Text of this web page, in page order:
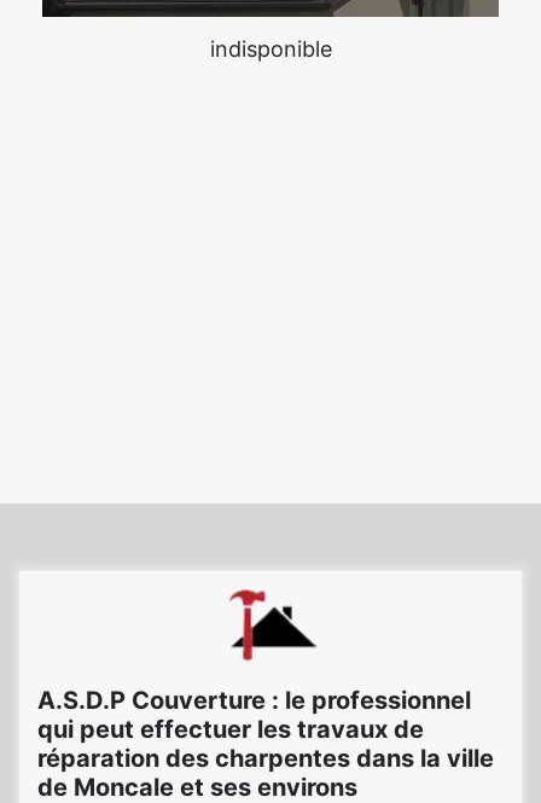
indisponible
A.S.D.P Couverture : le professionnel
qui peut effectuer les travaux de
réparation des charpentes dans la ville
de Moncale et ses environs